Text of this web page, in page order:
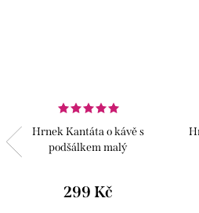
Hrnek Kantáta o kávě s
podšálkem malý
299 Kč